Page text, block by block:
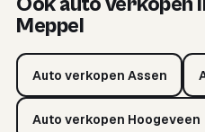
Meppel
Auto verkopen Assen
Auto verkopen Hoogeveen